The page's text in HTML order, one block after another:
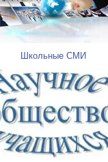
Школьные СМИ